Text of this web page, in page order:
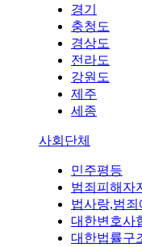
경기
충청도
경상도
전라도
강원도
제주
세종
사회단체
민주평등
범죄피해자
법사랑,범죄
대한변호사
대한법률구